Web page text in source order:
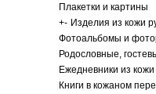
Плакетки и картины
+- Изделия из кожи
Фотоальбомы и
Родословные,
Ежедневники из кожи
Книги в кожаном